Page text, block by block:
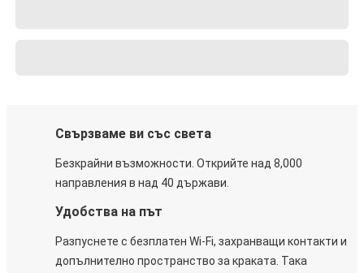
Свързваме ви със света
Безкрайни възможности. Открийте над 8,000
направления в над 40 държави.
Удобства на път
Разпуснете с безплатен Wi-Fi, захранващи контакти и
допълнително пространство за краката. Така